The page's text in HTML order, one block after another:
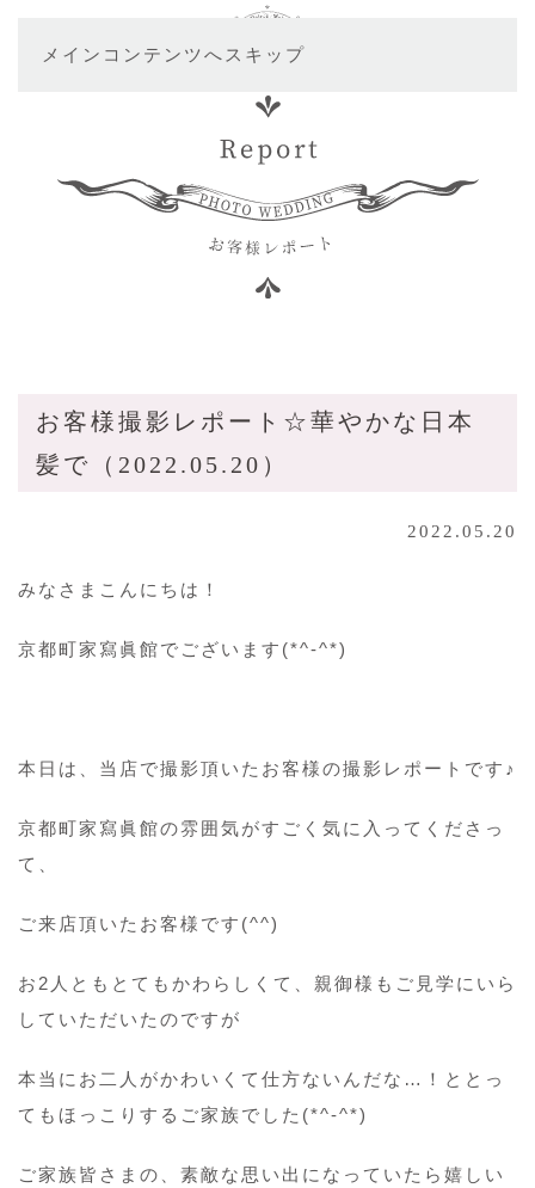
メインコンテンツへスキップ
お客様撮影レポート☆華やかな日本
髪で（2022.05.20）
2022.05.20
みなさまこんにちは！
京都町家寫眞館でございます(*^-^*)
本日は、当店で撮影頂いたお客様の撮影レポートです♪
京都町家寫眞館の雰囲気がすごく気に入ってくださっ
て、
ご来店頂いたお客様です(^^)
お2人ともとてもかわらしくて、親御様もご見学にいら
していただいたのですが
本当にお二人がかわいくて仕方ないんだな…！ととっ
てもほっこりするご家族でした(*^-^*)
ご家族皆さまの、素敵な思い出になっていたら嬉しい